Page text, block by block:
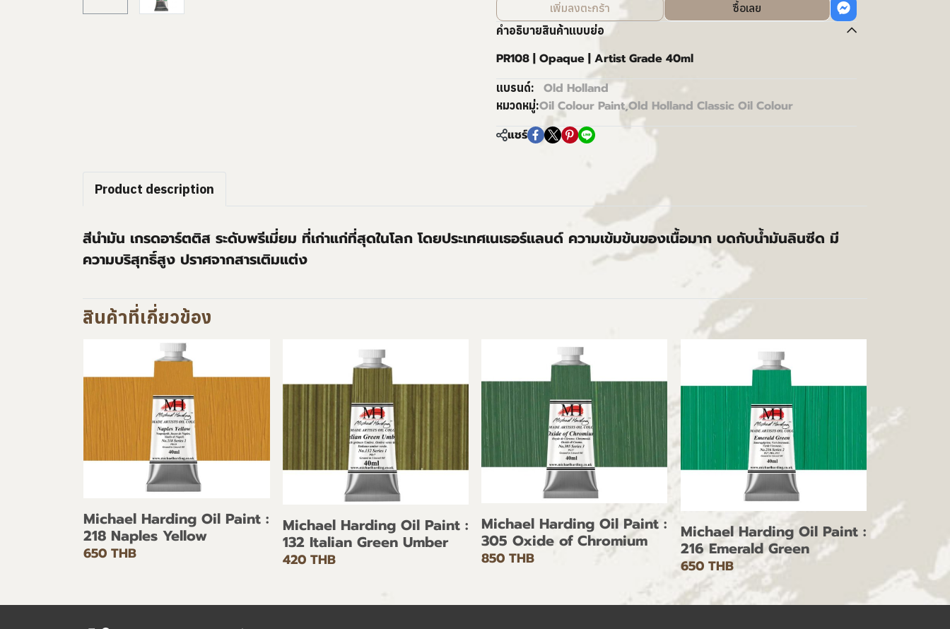
เพิ่มลงตะกร้า
ซื้อเลย
คำอธิบายสินค้าแบบย่อ
PR108 | Opaque | Artist Grade 40ml
แบรนด์: Old Holland
หมวดหมู่:Oil Colour Paint,Old Holland Classic Oil Colour
แชร์
Product description
สีนำมัน เกรดอาร์ตติส ระดับพรีเมี่ยม ที่เก่าแก่ที่สุดในโลก โดยประเทศเนเธอร์แลนด์ ความเข้มข้นของเนื้อมาก บดกับน้ำมันลินซีด มี
ความบริสุทธิ์สูง ปราศจากสารเติมแต่ง
สินค้าที่เกี่ยวข้อง
Michael Harding Oil Paint :
218 Naples Yellow
650 THB
Michael Harding Oil Paint :
132 Italian Green Umber
420 THB
Michael Harding Oil Paint :
305 Oxide of Chromium
850 THB
Michael Harding Oil Paint :
216 Emerald Green
650 THB